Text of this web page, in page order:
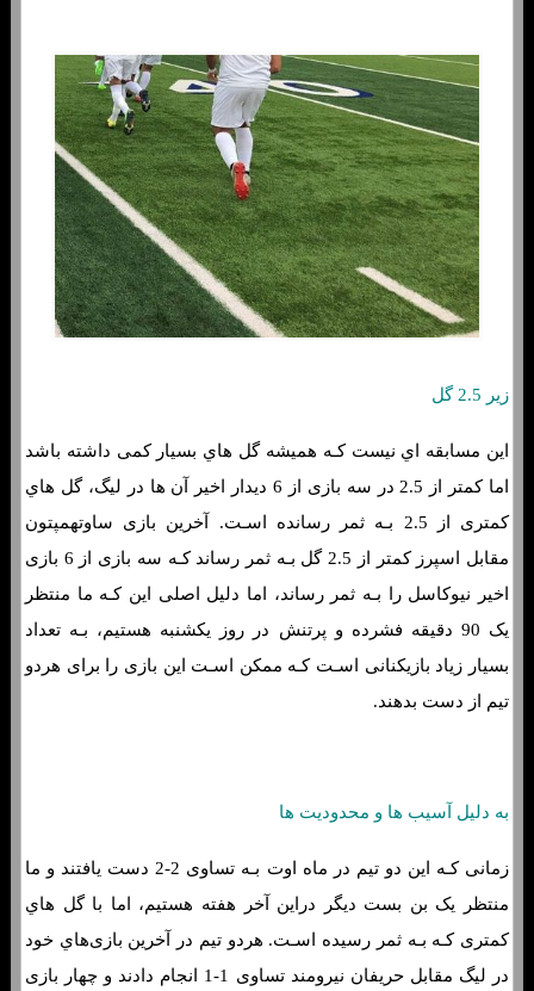
زیر 2.5 گل
این مسابقه اي نیست کـه همیشه گل هاي‌ بسیار کمی داشته باشد
اما کمتر از 2.5 در سه بازی از 6 دیدار اخیر آن ها در لیگ، گل هاي‌
کمتری از 2.5 بـه ثمر رسانده اسـت. آخرین بازی ساوتهمپتون
مقابل اسپرز کمتر از 2.5 گل بـه ثمر رساند کـه سه بازی از 6 بازی
اخیر نیوکاسل را بـه ثمر رساند، اما دلیل اصلی این کـه ما منتظر
یک 90 دقیقه فشرده و پرتنش در روز یکشنبه هستیم، بـه تعداد
بسیار زیاد بازیکنانی اسـت کـه ممکن اسـت این بازی را برای هردو
تیم از دست بدهند.
به دلیل آسیب ها و محدودیت ها
زمانی کـه این دو تیم در ماه اوت بـه تساوی 2-2 دست یافتند و ما
منتظر یک بن بست دیگر دراین آخر هفته هستیم، اما با گل هاي‌
کمتری کـه بـه ثمر رسیده اسـت. هردو تیم در آخرین بازی‌هاي‌ خود
در لیگ مقابل حریفان نیرومند تساوی 1-1 انجام دادند و چهار بازی